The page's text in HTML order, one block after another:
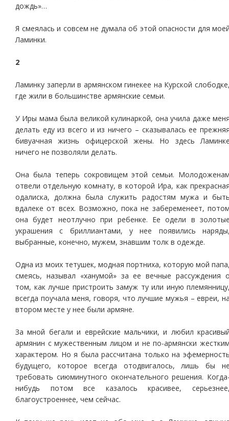
дождь»…
Я смеялась и совсем не думала об этой опасности для
Ламинки.
2
Ламинку заперли в армянском гинекее на Курской
где жили в большинстве армянские семьи.
У Иры мама была великой кулинаркой, она учила даже
делать еду из всего и из ничего – сказывалась ее
бивуачная жизнь офицерской жены. Но здесь
ничего не позволяли делать.
Она была теперь сокровищем этой семьи.
отвели отдельную комнату, в которой Ира, как
одалиска, должна была служить радостям мужа и
вдалеке от всех. Возможно, пока не забеременеет,
она будет неотлучно при ребенке. Ее одели в
украшения с бриллиантами, у нее появились
выбранные, конечно, мужем, знавшим толк в одежде.
Одна из моих тетушек, модная портниха, которую мой
смеясь, называл «ханумой» за ее вечные рассуждения
том, как лучше пристроить замуж ту или иную
всегда поучала меня, говоря, что лучшие мужья – евреи,
втором месте у нее были армяне.
За мной бегали и еврейские мальчики, и любил
армянин с мужественным лицом и не по-армянски
характером. Но я была рассчитана только на
будущего, которое всегда отодвигалось, лишь бы
требовать сиюминутного окончательного решения.
нибудь потом все казалось красивее,
благоустроеннее, чем сейчас.